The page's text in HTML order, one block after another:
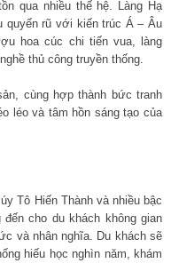
qua nhiều thế hệ. Làng Hạ
quyến rũ với kiến trúc Á – Âu
hoa cúc chi tiến vua, làng
thủ công truyền thống.
cùng hợp thành bức tranh
léo và tâm hồn sáng tạo của
Tô Hiến Thành và nhiều bậc
đến cho du khách không gian
và nhân nghĩa. Du khách sẽ
hiếu học nghìn năm, khám